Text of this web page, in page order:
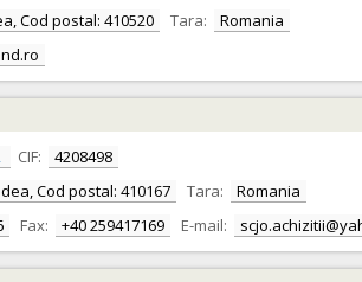
Cod postal: 410520 Tara:
Romania
CIF:
4208498
Cod postal: 410167 Tara:
Romania
Fax: +40 259417169 E-mail: